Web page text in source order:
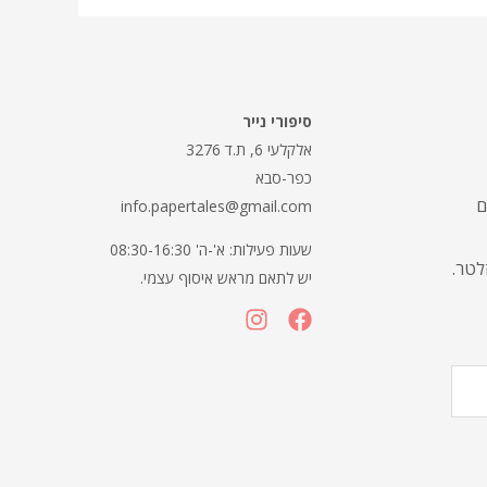
סיפורי נייר
אלקלעי 6, ת.ד 3276
כפר-סבא
info.papertales@gmail.com
שעות פעילות: א'-ה' 08:30-16:30
יש לתאם מראש איסוף עצמי.